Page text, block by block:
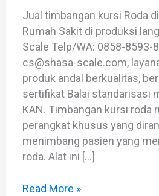
Jual timbangan kursi Roda
Rumah Sakit di produksi
Scale Telp/WA: 0858-8593-
cs@shasa-scale.com,
produk andal berkualitas,
sertifikat Balai standarisasi
KAN. Timbangan kursi roda
perangkat khusus yang
menimbang pasien yang
roda. Alat ini […]
Read More »